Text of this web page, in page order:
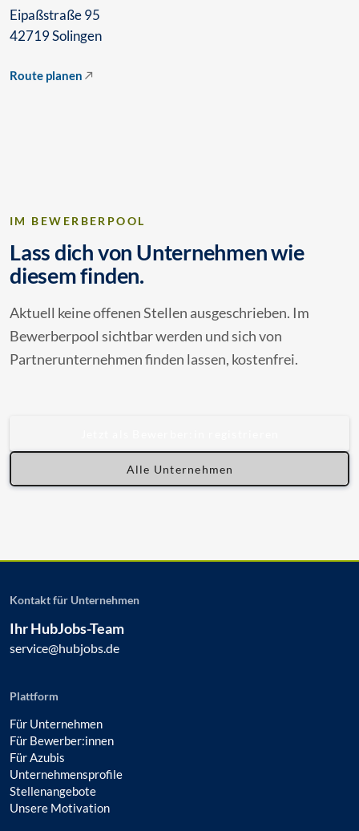
Eipaßstraße 95
42719 Solingen
Route planen
IM BEWERBERPOOL
Lass dich von Unternehmen wie
diesem finden.
Aktuell keine offenen Stellen ausgeschrieben. Im
Bewerberpool sichtbar werden und sich von
Partnerunternehmen finden lassen, kostenfrei.
Alle Unternehmen
Kontakt für Unternehmen
Ihr HubJobs-Team
service@hubjobs.de
Plattform
Für Unternehmen
Für Bewerber:innen
Für Azubis
Unternehmensprofile
Stellenangebote
Unsere Motivation